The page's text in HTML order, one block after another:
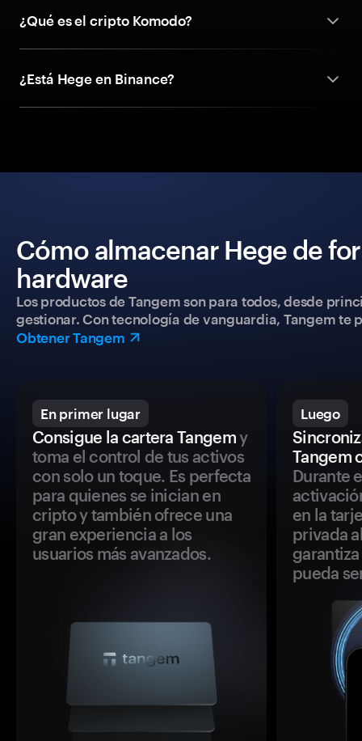
¿Qué es el cripto Komodo?
¿Está Hege en Binance?
Cómo almacenar Hege de
hardware
Los productos de Tangem son para todos, desde
gestionar. Con tecnología de vanguardia, Tangem
Obtener Tangem
En primer lugar
Consigue la cartera Tangemy
toma el control de tus activos
con solo un toque. Es perfecta
para quienes se inician en
cripto y también ofrece una
gran experiencia a los
usuarios más avanzados.
Luego
Tangem
Durante
en la
privada
pueda